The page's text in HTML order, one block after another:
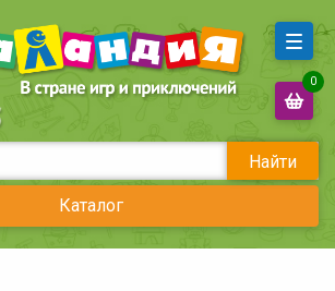
Найти
Каталог
0